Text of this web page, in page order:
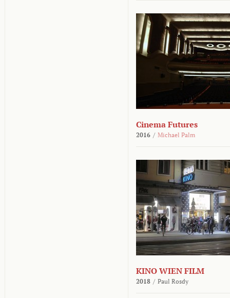
Cinema Futures
2016 / Michael Palm
KINO WIEN FILM
2018 / Paul Rosdy